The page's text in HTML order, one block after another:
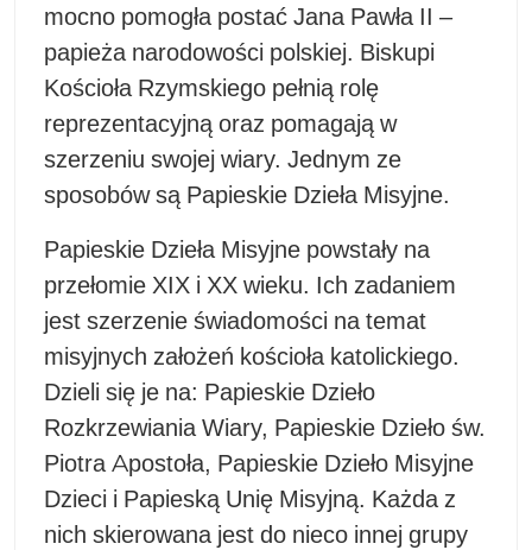
mocno pomogła postać Jana Pawła II –
papieża narodowości polskiej. Biskupi
Kościoła Rzymskiego pełnią rolę
reprezentacyjną oraz pomagają w
szerzeniu swojej wiary. Jednym ze
sposobów są Papieskie Dzieła Misyjne.
Papieskie Dzieła Misyjne powstały na
przełomie XIX i XX wieku. Ich zadaniem
jest szerzenie świadomości na temat
misyjnych założeń kościoła katolickiego.
Dzieli się je na: Papieskie Dzieło
Rozkrzewiania Wiary, Papieskie Dzieło św.
Piotra Apostoła, Papieskie Dzieło Misyjne
Dzieci i Papieską Unię Misyjną. Każda z
nich skierowana jest do nieco innej grupy